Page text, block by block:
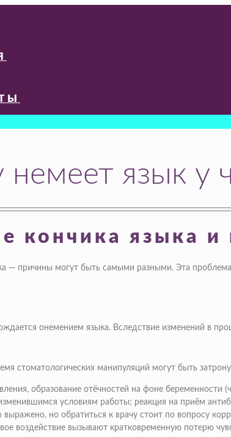
немеет язык у
кончика языка и
— причины могут быть самыми разными. Эта
онемением языка. Вследствие изменений в
стоматологических манипуляций могут быть
образование отёчностей на фоне беременности
условиям работы; реакция на приём
но обратиться к врачу стоит по вопросу
воздействие вызывают кратковременную потерю